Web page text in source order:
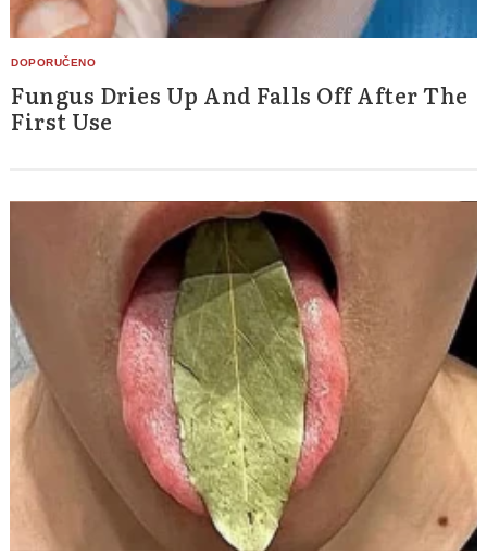
Fungus Dries Up And Falls Off After The
First Use